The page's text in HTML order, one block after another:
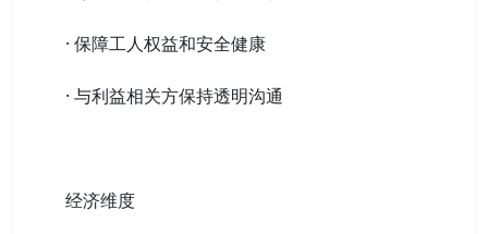
· 保障工人权益和安全健康
· 与利益相关方保持透明沟通
经济维度